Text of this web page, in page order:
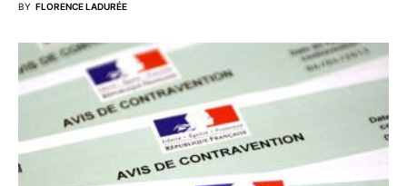
BY FLORENCE LADURÉE